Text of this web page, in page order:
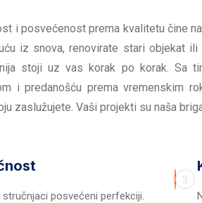
i posvećenost prema kvalitetu čine
iz snova, renovirate stari objekat
stoji uz vas korak po korak. Sa
i predanošću prema vremenskim
zaslužujete. Vaši projekti su naša
stručnjaci posvećeni perfekciji.
3